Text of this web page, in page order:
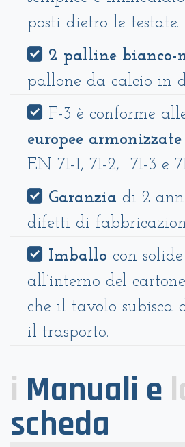
posti dietro le testate.
2 palline bianco-
pallone da calcio in
F-3 è conforme
europee
EN 71-1, 71-2, 71-3 e
Garanzia di 2
difetti di
Imballo con
all’interno del
che il tavolo subisca
il trasporto.
i Manuali e
scheda